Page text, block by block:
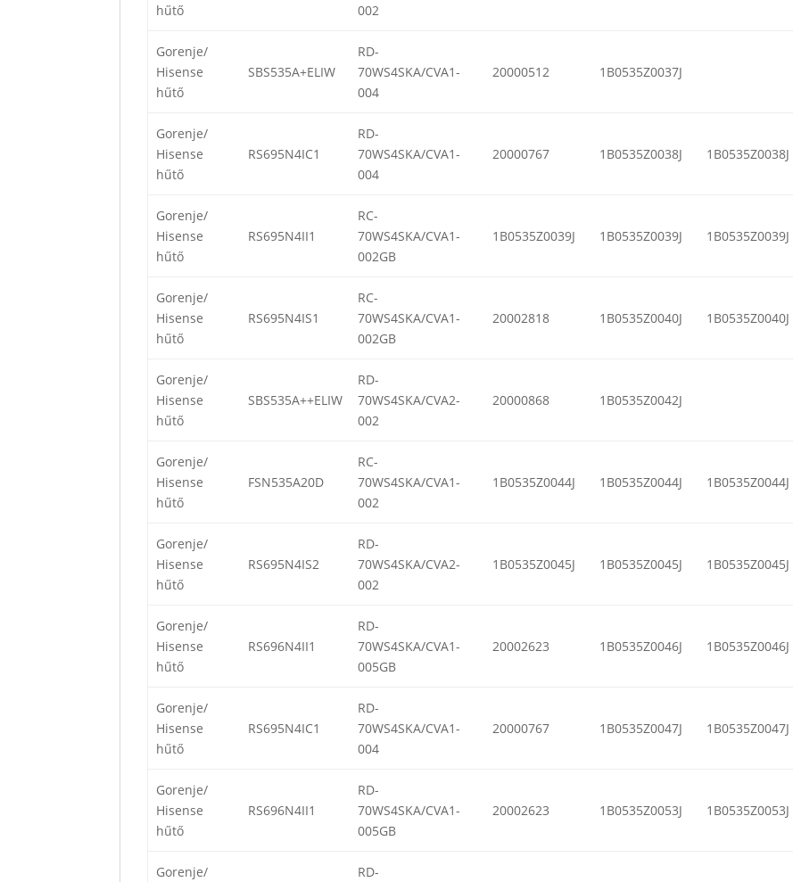
hűtő
002
Gorenje/
Hisense
hűtő
SBS535A+ELIW
RD-
70WS4SKA/CVA1-
004
20000512 1B0535Z0037J
Gorenje/
Hisense
hűtő
RS695N4IC1
RD-
70WS4SKA/CVA1-
004
20000767 1B0535Z0038J 1B0535Z0038J
Gorenje/
Hisense
hűtő
RS695N4II1
RC-
70WS4SKA/CVA1-
002GB
1B0535Z0039J 1B0535Z0039J 1B0535Z0039J
Gorenje/
Hisense
hűtő
RS695N4IS1
RC-
70WS4SKA/CVA1-
002GB
20002818 1B0535Z0040J 1B0535Z0040J
Gorenje/
Hisense
hűtő
SBS535A++ELIW
RD-
70WS4SKA/CVA2-
002
20000868 1B0535Z0042J
Gorenje/
Hisense
hűtő
FSN535A20D
RC-
70WS4SKA/CVA1-
002
1B0535Z0044J 1B0535Z0044J 1B0535Z0044J
Gorenje/
Hisense
hűtő
RS695N4IS2
RD-
70WS4SKA/CVA2-
002
1B0535Z0045J 1B0535Z0045J 1B0535Z0045J
Gorenje/
Hisense
hűtő
RS696N4II1
RD-
70WS4SKA/CVA1-
005GB
20002623 1B0535Z0046J 1B0535Z0046J
Gorenje/
Hisense
hűtő
RS695N4IC1
RD-
70WS4SKA/CVA1-
004
20000767 1B0535Z0047J 1B0535Z0047J
Gorenje/
Hisense
hűtő
RS696N4II1
RD-
70WS4SKA/CVA1-
005GB
20002623 1B0535Z0053J 1B0535Z0053J
Gorenje/ RD-